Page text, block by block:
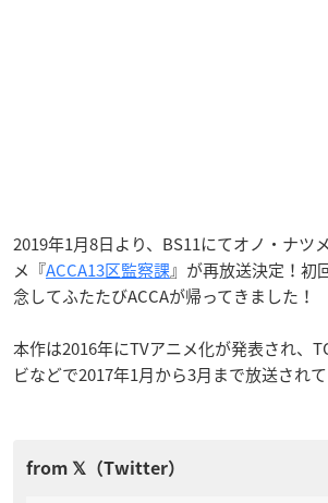
2019年1月8日より、BS11にてオノ・ナツ
メ『ACCA13区監察課』が再放送決定！初
念してふたたびACCAが帰ってきました！
本作は2016年にTVアニメ化が発表され、
ビなどで2017年1月から3月まで放送されて